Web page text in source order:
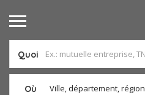
Quoi
Où Ville, département, région